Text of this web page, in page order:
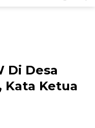
Di Desa
Kata Ketua